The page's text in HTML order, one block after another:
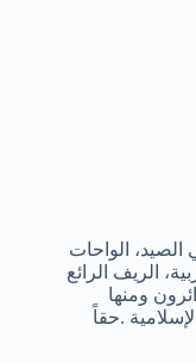
الصيد، الواحات
الريف الرائع
ومنها
.حقاً